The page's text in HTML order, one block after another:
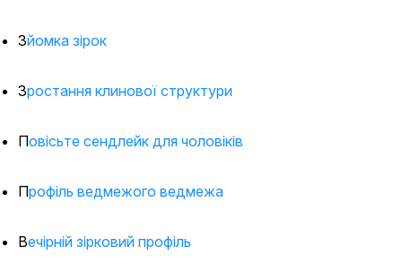
Зйомка зірок
Зростання клинової структури
Повісьте сендлейк для чоловіків
Профіль ведмежого ведмежа
Вечірній зірковий профіль